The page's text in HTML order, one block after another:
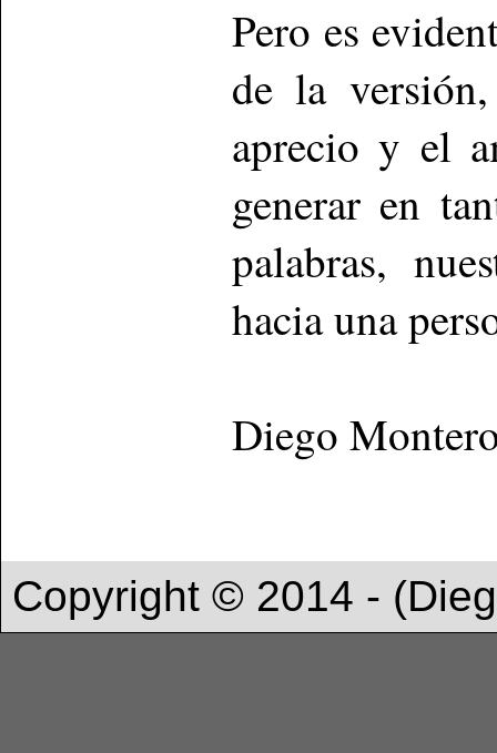
Pero es
de la
aprecio y el
generar en
palabras,
hacia una
Diego
Copyright © 2014 -